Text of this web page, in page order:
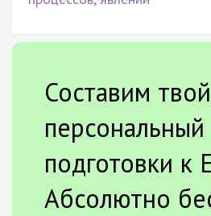
Составим твой
персональный
подготовки к
Абсолютно